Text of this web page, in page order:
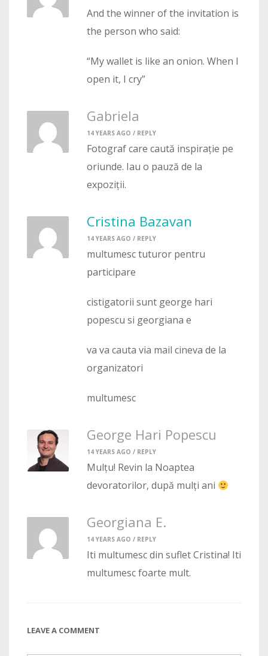
And the winner of the invitation is
the person who said:
“My wallet is like an onion. When I
open it, I cry”
Gabriela
14 YEARS AGO / REPLY
Fotograf care caută inspirație pe
oriunde. Iau o pauză de la
expoziții.
Cristina Bazavan
14 YEARS AGO / REPLY
multumesc tuturor pentru
participare
cistigatorii sunt george hari
popescu si georgiana e
va va cauta via mail cineva de la
organizatori
multumesc
George Hari Popescu
14 YEARS AGO / REPLY
Mulțu! Revin la Noaptea
devoratorilor, după mulți ani
Georgiana E.
14 YEARS AGO / REPLY
Iti multumesc din suflet Cristina! Iti
multumesc foarte mult.
LEAVE A COMMENT